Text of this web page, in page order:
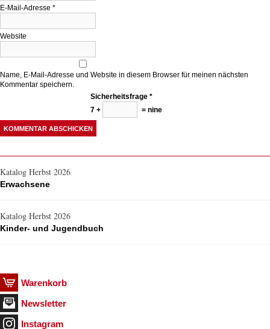
E-Mail-Adresse *
Website
Name, E-Mail-Adresse und Website in diesem Browser für meinen nächsten
Kommentar speichern.
Sicherheitsfrage *
7 +
= nine
Katalog Herbst 2026
Erwachsene
Katalog Herbst 2026
Kinder- und Jugendbuch
Warenkorb
Newsletter
Instagram